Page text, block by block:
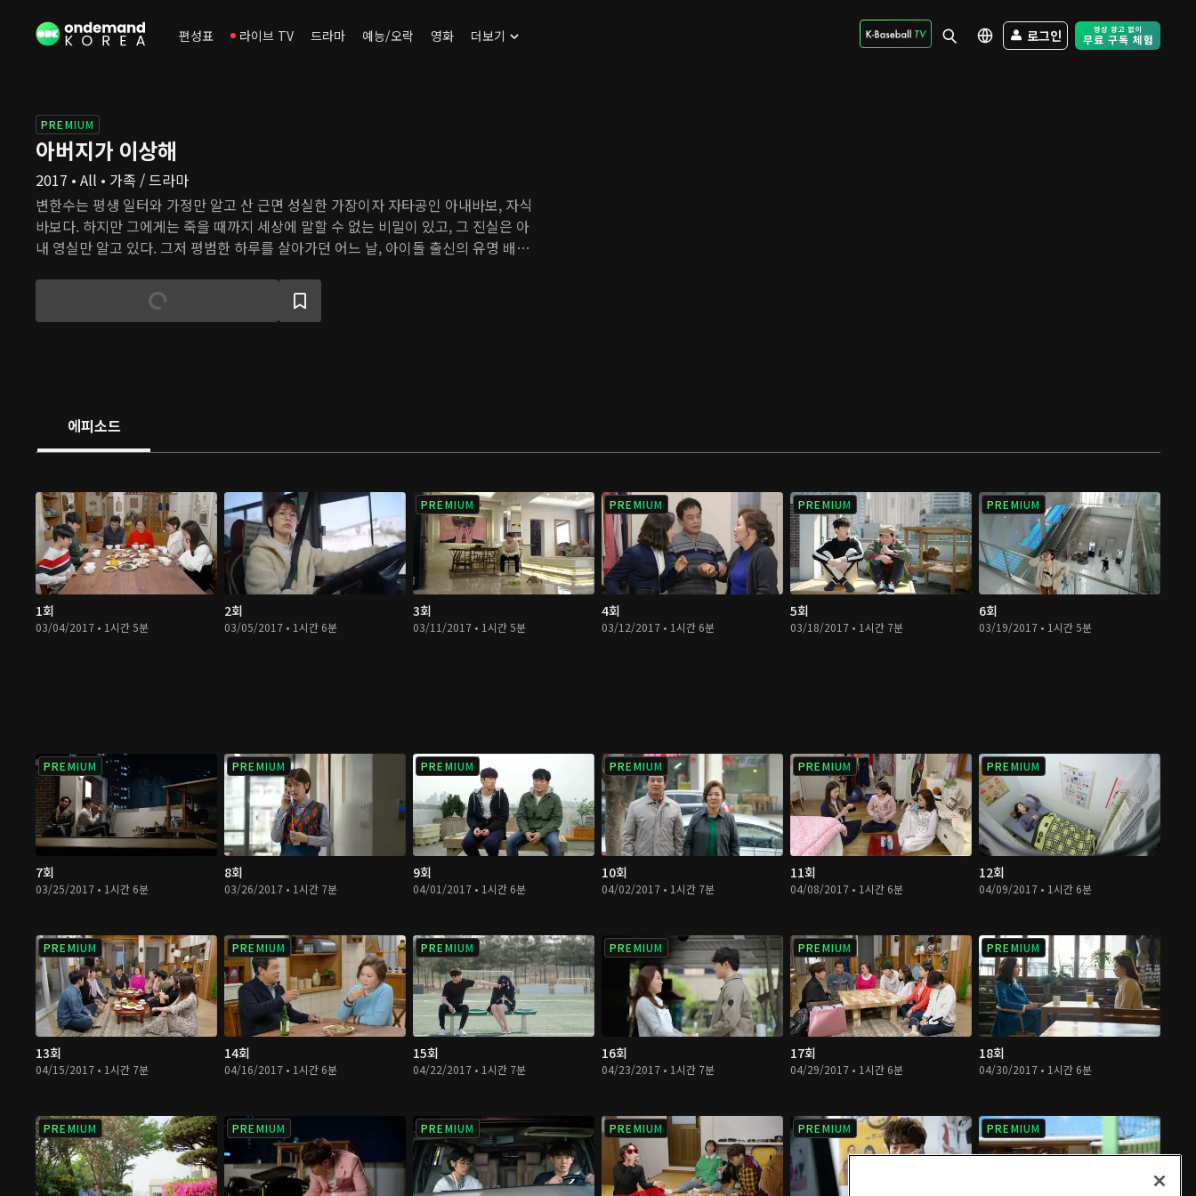
편성표 라이브 TV 드라마 예능/오락 영화 더보기 로그인 Free Trial -
PREMIUM
아버지가 이상해
2017 • All • 가족 / 드라마
변한수는 평생 일터와 가정만 알고 산 근면 성실한 가장이자 자타공인 아내바보, 자식
바보다. 하지만 그에게는 죽을 때까지 세상에 말할 수 없는 비밀이 있고, 그 진실은 아
내 영실만 알고 있다. 그저 평범한 하루를 살아가던 어느 날, 아이돌 출신의 유명 배우
란을 겪는 와중에 중휘는 한수네 옥탑방을 차지하고, 그렇게 가족과 중휘의 어색한 동
에피소드
1회
03/04/2017 • 1시간 5분
2회
03/05/2017 • 1시간 6분
PREMIUM
3회
03/11/2017 • 1시간 5분
PREMIUM
4회
03/12/2017 • 1시간 6분
PREMIUM
5회
03/18/2017 • 1시간 7분
PREMIUM
6회
03/19/2017 • 1시간 5분
PREMIUM
7회
03/25/2017 • 1시간 6분
PREMIUM
8회
03/26/2017 • 1시간 7분
PREMIUM
9회
04/01/2017 • 1시간 6분
PREMIUM
10회
04/02/2017 • 1시간 7분
PREMIUM
11회
04/08/2017 • 1시간 6분
PREMIUM
12회
04/09/2017 • 1시간 6분
PREMIUM
13회
04/15/2017 • 1시간 7분
PREMIUM
14회
04/16/2017 • 1시간 6분
PREMIUM
15회
04/22/2017 • 1시간 7분
PREMIUM
16회
04/23/2017 • 1시간 7분
PREMIUM
17회
04/29/2017 • 1시간 6분
PREMIUM
18회
04/30/2017 • 1시간 6분
PREMIUM PREMIUM PREMIUM PREMIUM PREMIUM PREMIUM